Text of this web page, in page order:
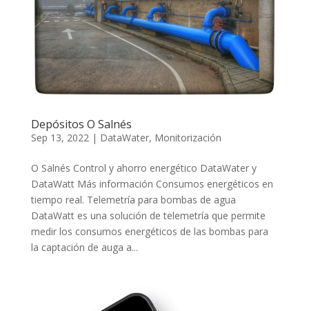
Depósitos O Salnés
Sep 13, 2022| DataWater, Monitorización
O Salnés Control y ahorro energético DataWater y
DataWatt Más información Consumos energéticos en
tiempo real. Telemetría para bombas de agua
DataWatt es una solución de telemetría que permite
medir los consumos energéticos de las bombas para
la captación de auga a...